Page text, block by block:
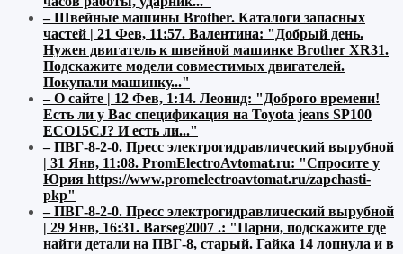
–Швейные машины Brother. Каталоги запасных
частей | 21 Фев, 11:57. Валентина: "Добрый день.
Нужен двигатель к швейной машинке Brother XR31.
Подскажите модели совместимых двигателей.
Покупали машинку..."
–О сайте | 12 Фев, 1:14. Леонид: "Доброго времени!
Есть ли у Вас спецификация на Toyota jeans SP100
ECO15CJ? И есть ли..."
–ПВГ-8-2-0. Пресс электрогидравлический вырубной
| 31 Янв, 11:08. PromElectroAvtomat.ru: "Спросите у
Юрия https://www.promelectroavtomat.ru/zapchasti-
pkp"
–ПВГ-8-2-0. Пресс электрогидравлический вырубной
| 29 Янв, 16:31. Barseg2007 .: "Парни, подскажите где
найти детали на ПВГ-8, старый. Гайка 14 лопнула и в